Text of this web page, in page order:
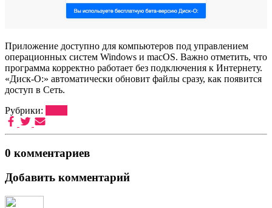
Приложение доступно для компьютеров под управлением
операционных систем Windows и macOS. Важно отметить, что
программа корректно работает без подключения к Интернету.
«Диск-О:» автоматически обновит файлы сразу, как появится
доступ в Сеть.
Рубрики:
0 комментариев
Добавить комментарий